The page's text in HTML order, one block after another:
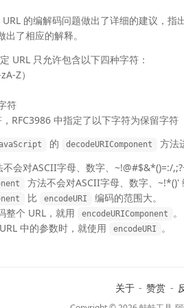
URL 的编解码问题做出了详细的建议，
了相应的解释。
URL 只允许包含以下四种字符：
Z）
符
RFC3986 中指定了以下字符为保留字
的 decodeURIComponent 方法
不会对ASCII字母、数字、~!@#$&*()=:/
方法不会对ASCII字母、数字、~!*()'
比 encodeURI
编码的范围大。
整个 URL，就用
encodeURIComponent
。
中的参数时，就使用
encodeURI 。
关于 - 赞赏 -